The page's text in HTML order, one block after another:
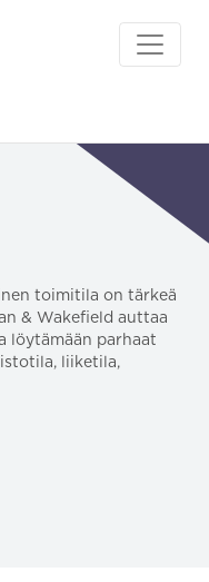
toimitila on tärkeä
& Wakefield auttaa
löytämään parhaat
liiketila,